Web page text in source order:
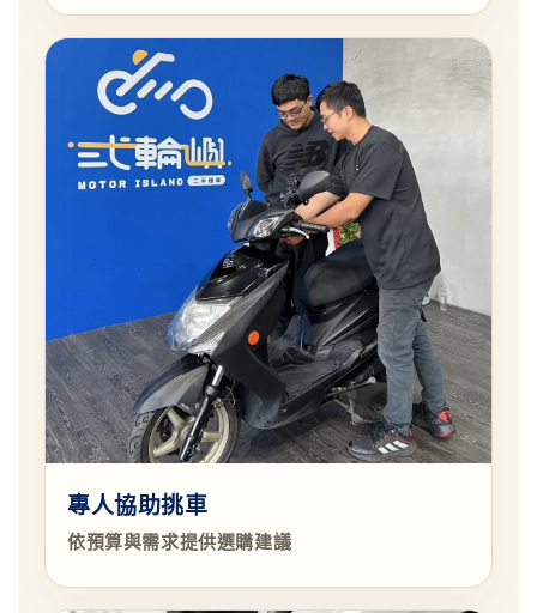
專人協助挑車
依預算與需求提供選購建議